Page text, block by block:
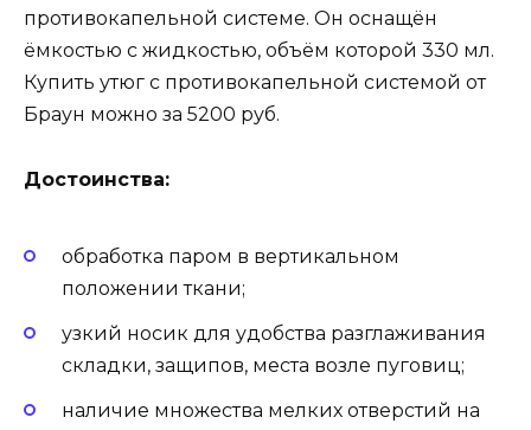
противокапельной системе. Он оснащён
ёмкостью с жидкостью, объём которой 330 мл.
Купить утюг с противокапельной системой от
Браун можно за 5200 руб.
Достоинства:
обработка паром в вертикальном
положении ткани;
узкий носик для удобства разглаживания
складки, защипов, места возле пуговиц;
наличие множества мелких отверстий на